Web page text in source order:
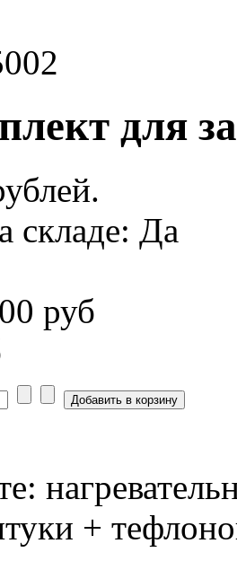
для
складе: Да
руб
+